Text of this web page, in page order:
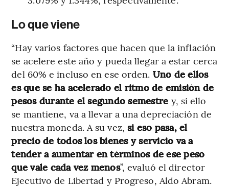
Lo que viene
“Hay varios factores que hacen que la inflación
se acelere este año y pueda llegar a estar cerca
del 60% e incluso en ese orden. Uno de ellos
es que se ha acelerado el ritmo de emisión de
pesos durante el segundo semestre y, si ello
se mantiene, va a llevar a una depreciación de
nuestra moneda. A su vez, si eso pasa, el
precio de todos los bienes y servicio va a
tender a aumentar en términos de ese peso
que vale cada vez menos”, evaluó el director
Ejecutivo de Libertad y Progreso, Aldo Abram.